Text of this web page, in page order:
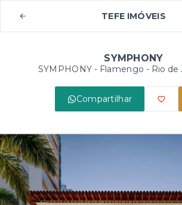
TEFE IMÓVEIS
SYMPHONY
SYMPHONY - Flamengo - Rio de
Compartilhar